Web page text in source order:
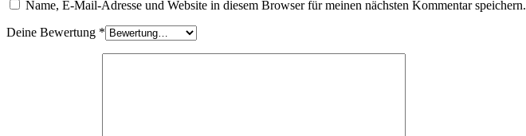
Name, E-Mail-Adresse und Website in diesem Browser für meinen nächsten Kommentar speichern.
Deine Bewertung *